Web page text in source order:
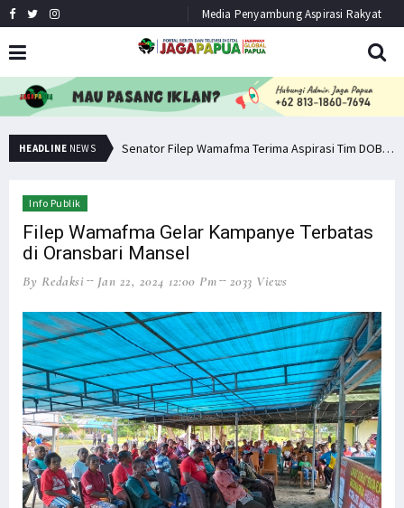
Media Penyambung Aspirasi Rakyat
HEADLINE NEWS Senator Filep Wamafma Terima Aspirasi Tim DOB Manokwari Barat Pemuda PNG Deklarasi Dukungan untuk Papua Barat Lawan TNI/Polri
Info Publik
Filep Wamafma Gelar Kampanye Terbatas
di Oransbari Mansel
By Redaksi Jan 22, 2024 12:00 Pm 2033 Views